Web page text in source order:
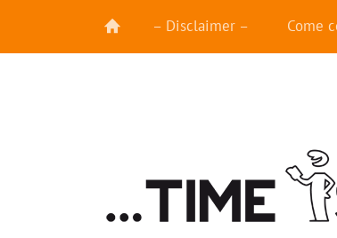
– Disclaimer – Come